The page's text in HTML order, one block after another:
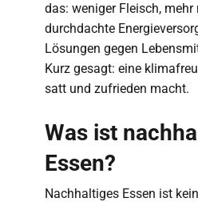
das: weniger Fleisch,
durchdachte
Lösungen gegen
Kurz gesagt: eine
satt und zufrieden macht.
Was ist
Essen?
Nachhaltiges Essen ist